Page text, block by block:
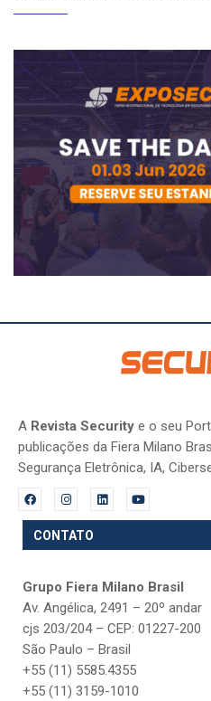
A Revista Security e o seu
publicações da Fiera Milano
Segurança Eletrônica, IA,
CONTATO
Grupo Fiera Milano Brasil
Av. Angélica, 2491 – 20º andar
cjs 203/204 – CEP: 01227-200
São Paulo – Brasil
+55 (11) 5585.4355
+55 (11) 3159-1010